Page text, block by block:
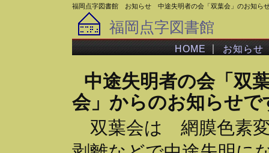
福岡点字図書館 お知らせ 中途失明者の会「双葉会」のお知ら
福岡点字図書館
HOME お知らせ
中途失明者の会「双
会」からのお知らせで
双葉会は 網膜色素変